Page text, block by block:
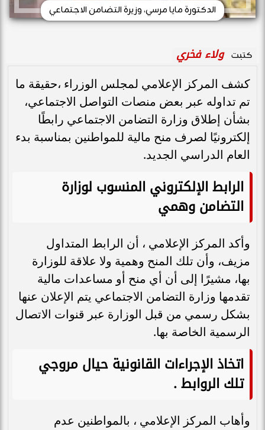
الدكتورة مايا مرسي، وزيرة التضامن الاجتماعي
كتبت ولاء فخري
كشف المركز الإعلامي لمجلس الوزراء ،حقيقة ما
تم تداوله عبر بعض منصات التواصل الاجتماعي،
بشأن إطلاق وزارة التضامن الاجتماعي رابطًا
إلكترونيًا لصرف منح مالية للمواطنين بمناسبة بدء
العام الدراسي الجديد.
الرابط الإلكتروني المنسوب لوزارة
التضامن وهمي
وأكد المركز الإعلامي ، أن الرابط المتداول
مزيف، وأن تلك المنح وهمية ولا علاقة للوزارة
بها، مشيرًا إلى أن أي منح أو مساعدات مالية
تقدمها وزارة التضامن الاجتماعي يتم الإعلان عنها
بشكل رسمي من قبل الوزارة عبر قنوات الاتصال
الرسمية الخاصة بها.
اتخاذ الإجراءات القانونية حيال مروجي
تلك الروابط.
وأهاب المركز الإعلامي ، بالمواطنين عدم